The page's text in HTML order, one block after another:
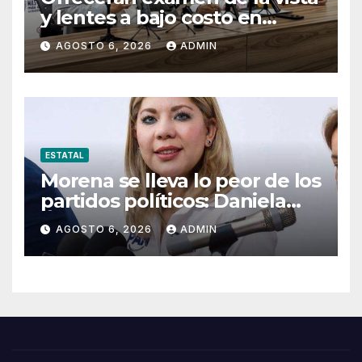
y lentes a bajo costo en
Pueblito Mexicano
AGOSTO 6, 2026 ADMIN
ESTATAL
Morena se lleva lo peor de los
partidos políticos: Daniela
Álvarez
AGOSTO 6, 2026 ADMIN